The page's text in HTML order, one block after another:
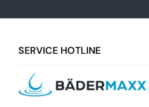
SERVICE HOTLINE